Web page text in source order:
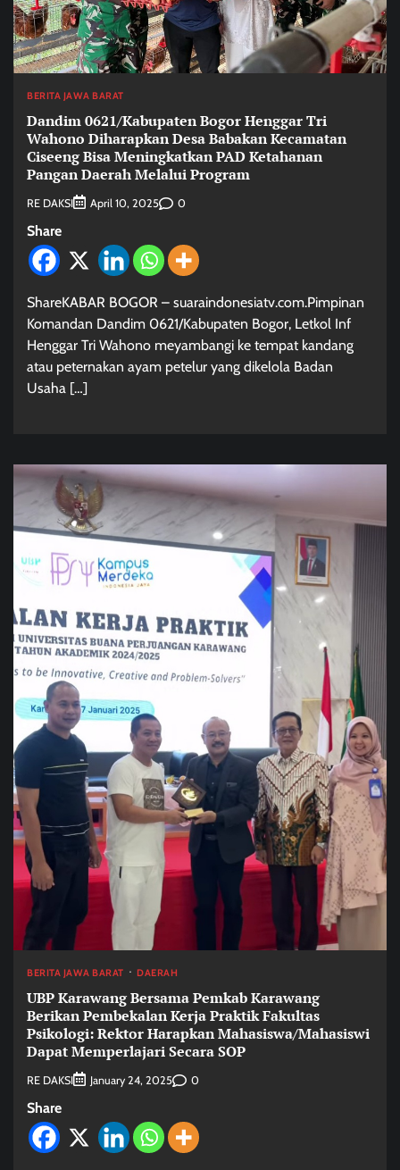
BERITA JAWA BARAT
Dandim 0621/Kabupaten Bogor Henggar Tri
Wahono Diharapkan Desa Babakan Kecamatan
Ciseeng Bisa Meningkatkan PAD Ketahanan
Pangan Daerah Melalui Program
RE DAKSI April 10, 2025 0
Share
ShareKABAR BOGOR – suaraindonesiatv.com.Pimpinan
Komandan Dandim 0621/Kabupaten Bogor, Letkol Inf
Henggar Tri Wahono meyambangi ke tempat kandang
atau peternakan ayam petelur yang dikelola Badan
Usaha […]
BERITA JAWA BARAT DAERAH
UBP Karawang Bersama Pemkab Karawang
Berikan Pembekalan Kerja Praktik Fakultas
Psikologi: Rektor Harapkan Mahasiswa/Mahasiswi
Dapat Memperlajari Secara SOP
RE DAKSI January 24, 2025 0
Share